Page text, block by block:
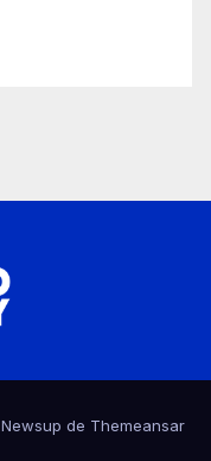
Newsup de Themeansar